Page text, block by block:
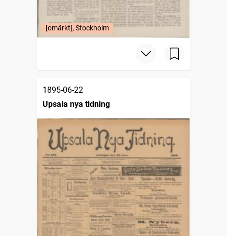
[omärkt], Stockholm
1895-06-22
Upsala nya tidning